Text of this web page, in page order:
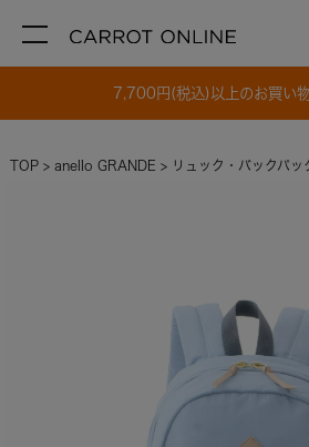
7,700円(税込)以上のお買い
TOP anello GRANDE リュック・バックパッ